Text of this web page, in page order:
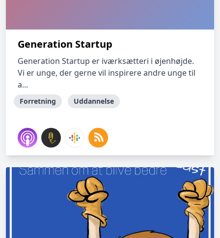
Generation Startup
Generation Startup er iværksætteri i øjenhøjde.
Vi er unge, der gerne vil inspirere andre unge til
a...
Forretning Uddannelse